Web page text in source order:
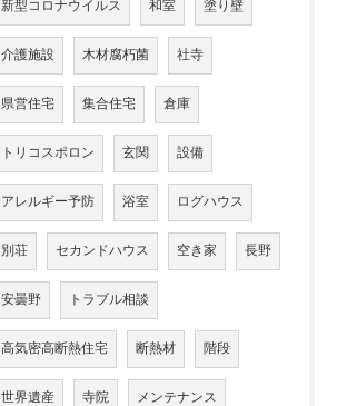
新型コロナウイルス 和室 塗り壁
介護施設 木材腐朽菌 社寺
県営住宅 集合住宅 倉庫
トリコスポロン 玄関 設備
アレルギー予防 浴室 ログハウス
別荘 セカンドハウス 空き家 長野
安曇野 トラブル相談
高気密高断熱住宅 断熱材 階段
世界遺産 寺院 メンテナンス